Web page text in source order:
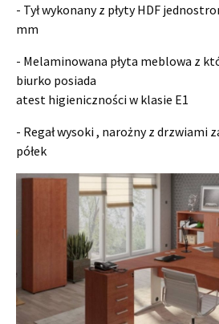
- Tył wykonany z płyty HDF
mm
- Melaminowana płyta meblowa z
biurko posiada
atest higieniczności w klasie E1
- Regał wysoki , narożny z drzwiami
półek